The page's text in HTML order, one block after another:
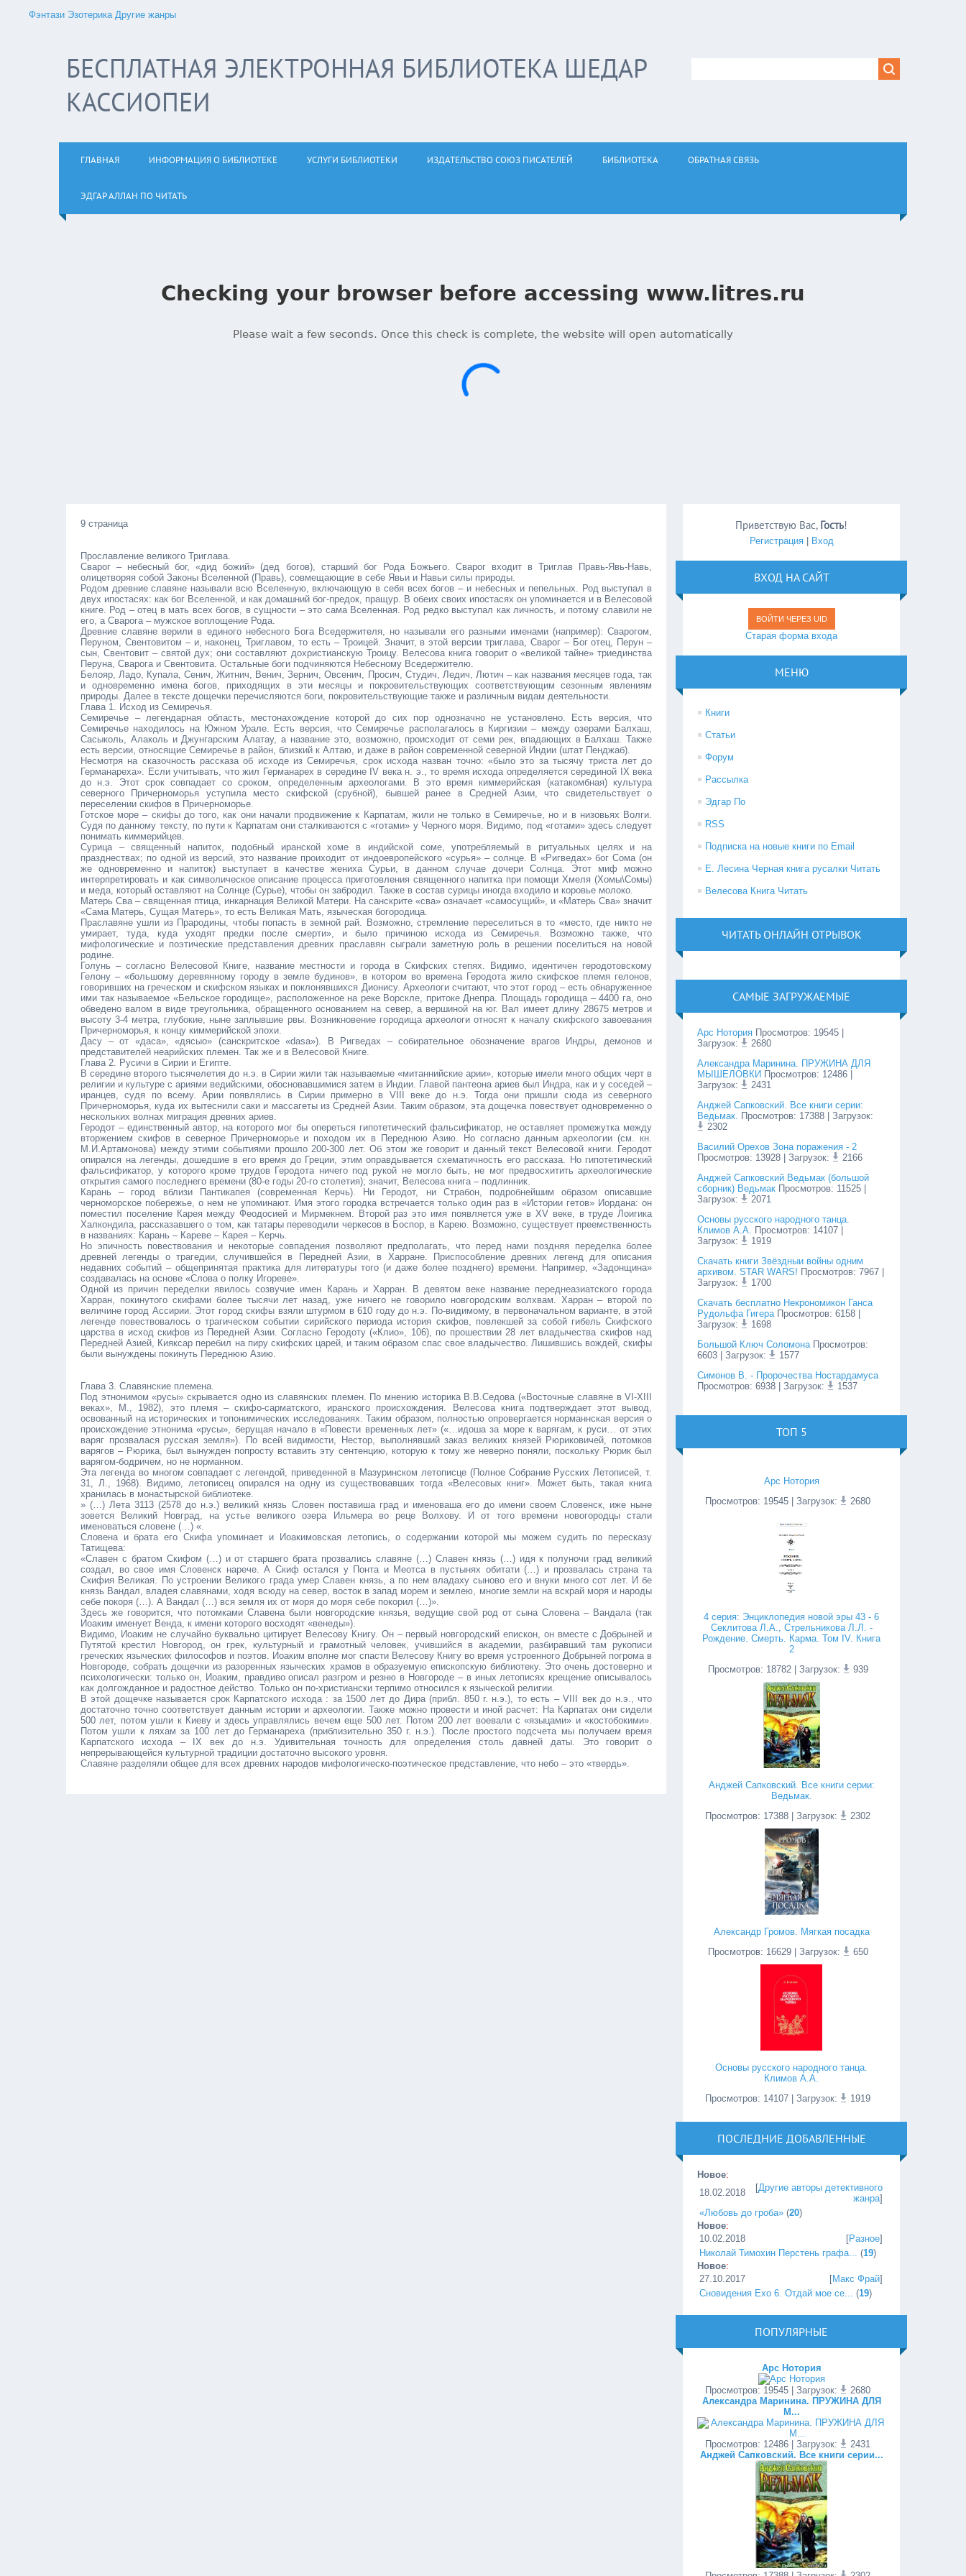
Фэнтази Эзотерика Другие жанры
БЕСПЛАТНАЯ ЭЛЕКТРОННАЯ БИБЛИОТЕКА ШЕДАР
КАССИОПЕИ
ГЛАВНАЯ ИНФОРМАЦИЯ О БИБЛИОТЕКЕ УСЛУГИ БИБЛИОТЕКИ ИЗДАТЕЛЬСТВО СОЮЗ ПИСАТЕЛЕЙ БИБЛИОТЕКА ОБРАТНАЯ СВЯЗЬ
ЭДГАР АЛЛАН ПО ЧИТАТЬ
9 страница
Прославление великого Триглава.
Сварог – небесный бог, «дид божий» (дед богов), старший бог Рода Божьего. Сварог входит в Триглав Правь-Явь-Навь,
олицетворяя собой Законы Вселенной (Правь), совмещающие в себе Явьи и Навьи силы природы.
Родом древние славяне называли всю Вселенную, включающую в себя всех богов – и небесных и пепельных. Род выступал в
двух ипостасях: как бог Вселенной, и как домашний бог-предок, пращур. В обеих своих ипостасях он упоминается и в Велесовой
книге. Род – отец в мать всех богов, в сущности – это сама Вселенная. Род редко выступал как личность, и потому славили не
его, а Сварога – мужское воплощение Рода.
Древние славяне верили в единого небесного Бога Вседержителя, но называли его разными именами (например): Сварогом,
Перуном, Свентовитом – и, наконец, Триглавом, то есть – Троицей. Значит, в этой версии триглава, Сварог – Бог отец, Перун –
сын, Свентовит – святой дух; они составляют дохристианскую Троицу. Велесова книга говорит о «великой тайне» триединства
Перуна, Сварога и Свентовита. Остальные боги подчиняются Небесному Вседержителю.
Белояр, Ладо, Купала, Сенич, Житнич, Венич, Зернич, Овсенич, Просич, Студич, Ледич, Лютич – как названия месяцев года, так
и одновременно имена богов, приходящих в эти месяцы и покровительствующих соответствующим сезонным явлениям
природы. Далее в тексте дощечки перечисляются боги, покровительствующие также и различным видам деятельности.
Глава 1. Исход из Семиречья.
Семиречье – легендарная область, местонахождение которой до сих пор однозначно не установлено. Есть версия, что
Семиречье находилось на Южном Урале. Есть версия, что Семиречье располагалось в Киргизии – между озерами Балхаш,
Сасыколь, Алаколь и Джунгарским Алатау, а название это, возможно, происходит от семи рек, впадающих в Балхаш. Также
есть версии, относящие Семиречье в район, близкий к Алтаю, и даже в район современной северной Индии (штат Пенджаб).
Несмотря на сказочность рассказа об исходе из Семиречья, срок исхода назван точно: «было это за тысячу триста лет до
Германареха». Если учитывать, что жил Германарех в середине IV века н. э., то время исхода определяется серединой IX века
до н.э. Этот срок совпадает со сроком, определенным археологами. В это время киммерийская (катакомбная) культура
северного Причерноморья уступила место скифской (срубной), бывшей ранее в Средней Азии, что свидетельствует о
переселении скифов в Причерноморье.
Готское море – скифы до того, как они начали продвижение к Карпатам, жили не только в Семиречье, но и в низовьях Волги.
Судя по данному тексту, по пути к Карпатам они сталкиваются с «готами» у Черного моря. Видимо, под «готами» здесь следует
понимать киммерийцев.
Сурица – священный напиток, подобный иранской хоме в индийской соме, употребляемый в ритуальных целях и на
празднествах; по одной из версий, это название проиходит от индоевропейского «сурья» – солнце. В «Ригведах» бог Сома (он
же одновременно и напиток) выступает в качестве жениха Сурьи, в данном случае дочери Солнца. Этот миф можно
интерпретировать и как символическое описание процесса приготовления священного напитка при помощи Хмеля (Хомы\Сомы)
и меда, который оставляют на Солнце (Сурье), чтобы он забродил. Также в состав сурицы иногда входило и коровье молоко.
Матерь Сва – священная птица, инкарнация Великой Матери. На санскрите «сва» означает «самосущий», и «Матерь Сва» значит
«Сама Матерь, Сущая Матерь», то есть Великая Мать, языческая богородица.
Праславяне ушли из Прародины, чтобы попасть в земной рай. Возможно, стремление переселиться в то «место, где никто не
умирает, туда, куда уходят предки после смерти», и было причиною исхода из Семиречья. Возможно также, что
мифологические и поэтические представления древних праславян сыграли заметную роль в решении поселиться на новой
родине.
Голунь – согласно Велесовой Книге, название местности и города в Скифских степях. Видимо, идентичен геродотовскому
Гелону – «большому деревянному городу в земле будинов», в котором во времена Геродота жило скифское племя гелонов,
говоривших на греческом и скифском языках и поклонявшихся Дионису. Археологи считают, что этот город – есть обнаруженное
ими так называемое «Бельское городище», расположенное на реке Ворскле, притоке Днепра. Площадь городища – 4400 га, оно
обведено валом в виде треугольника, обращенного основанием на север, а вершиной на юг. Вал имеет длину 28675 метров и
высоту 3-4 метра, глубокие, ныне заплывшие рвы. Возникновение городища археологи относят к началу скифского завоевания
Причерноморья, к концу киммерийской эпохи.
Дасу – от «даса», «дясыо» (санскритское «dasa»). В Ригведах – собирательное обозначение врагов Индры, демонов и
представителей неарийских племен. Так же и в Велесовой Книге.
Глава 2. Русичи в Сирии и Египте.
В середине второго тысячелетия до н.э. в Сирии жили так называемые «митаннийские арии», которые имели много общих черт в
религии и культуре с ариями ведийскими, обосновавшимися затем в Индии. Главой пантеона ариев был Индра, как и у соседей –
иранцев, судя по всему. Арии появлялись в Сирии примерно в VIII веке до н.э. Тогда они пришли сюда из северного
Причерноморья, куда их вытеснили саки и массагеты из Средней Азии. Таким образом, эта дощечка повествует одновременно о
нескольких волнах миграция древних ариев.
Геродот – единственный автор, на которого мог бы опереться гипотетический фальсификатор, не оставляет промежутка между
вторжением скифов в северное Причерноморье и походом их в Переднюю Азию. Но согласно данным археологии (см. кн.
М.И.Артамонова) между этими событиями прошло 200-300 лет. Об этом же говорит и данный текст Велесовой книги. Геродот
опирался на легенды, дошедшие в его время до Греции, этим оправдывается схематичность его рассказа. Но гипотетический
фальсификатор, у которого кроме трудов Геродота ничего под рукой не могло быть, не мог предвосхитить археологические
открытия самого последнего времени (80-е годы 20-го столетия); значит, Велесова книга – подлинник.
Карань – город вблизи Пантикапея (современная Керчь). Ни Геродот, ни Страбон, подробнейшим образом описавшие
черноморское побережье, о нем не упоминают. Имя этого городка встречается только один раз в «Истории гетов» Иордана: он
поместил поселение Карея между Феодосией и Мирмекнем. Второй раз это имя появляется уже в XV веке, в труде Лоигика
Халкондила, рассказавшего о том, как татары переводили черкесов в Боспор, в Карею. Возможно, существует преемственность
в названиях: Карань – Кареве – Карея – Керчь.
Но эпичность повествования и некоторые совпадения позволяют предполагать, что перед нами поздняя переделка более
древней легенды о трагедии, случившейся в Передней Азии, в Харране. Приспособление древних легенд для описания
недавних событий – общепринятая практика для литературы того (и даже более позднего) времени. Например, «Задонщина»
создавалась на основе «Слова о полку Игореве».
Одной из причин переделки явилось созвучие имен Карань и Харран. В девятом веке название переднеазиатского города
Харран, покинутого скифами более тысячи лет назад, уже ничего не говорило новгородским волхвам. Харран – второй по
величине город Ассирии. Этот город скифы взяли штурмом в 610 году до н.э. По-видимому, в первоначальном варианте, в этой
легенде повествовалось о трагическом событии сирийского периода история скифов, повлекшей за собой гибель Скифского
царства в исход скифов из Передней Азии. Согласно Геродоту («Клио», 106), по прошествии 28 лет владычества скифов над
Передней Азией, Кияксар перебил на пиру скифских царей, и таким образом спас свое владычество. Лишившись вождей, скифы
были вынуждены покинуть Переднюю Азию.
Глава 3. Славянские племена.
Под этнонимом «русы» скрывается одно из славянских племен. По мнению историка В.В.Седова («Восточные славяне в VI-XIII
веках», М., 1982), это племя – скифо-сарматского, иранского происхождения. Велесова книга подтверждает этот вывод,
освованный на исторических и топонимических исследованиях. Таким образом, полностью опровергается норманнская версия о
происхождение этнонима «русы», берущая начало в «Повести временных лет» («…идоша за море к варягам, к руси… от этих
варяг прозвалася русская земля»). По всей видимости, Нестор, выполнявший заказ великих князей Рюриковичей, потомков
варягов – Рюрика, был вынужден попросту вставить эту сентенцию, которую к тому же неверно поняли, поскольку Рюрик был
варягом-бодричем, но не норманном.
Эта легенда во многом совпадает с легендой, приведенной в Мазуринском летописце (Полное Собрание Русских Летописей, т.
31, Л., 1968). Видимо, летописец опирался на одну из существовавших тогда «Велесовых книг». Может быть, такая книга
хранилась в монастырской библиотеке.
» (…) Лета 3113 (2578 до н.э.) великий князь Словен поставиша град и именоваша его до имени своем Словенск, иже ныне
зовется Великий Новград, нa устье великого озера Ильмера во реце Волхову. И от того времени новогородцы стали
именоваться словене (…) «.
Словена и брата его Скифа упоминает и Иоакимовская летопись, о содержании которой мы можем судить по пересказу
Татищева:
«Славен с братом Скифом (…) и от старшего брата прозвались славяне (…) Славен князь (…) идя к полуночи град великий
создал, во свое имя Словенск нарече. А Скиф остался у Понта и Меотса в пустынях обитати (…) и прозвалась страна та
Скифия Великая. По устроении Великого града умер Славен князь, а по нем владаху сыново его и внуки много сот лет. И бе
князь Вандал, владея славянами, ходя всюду на север, восток в запад морем и землею, многие земли на вскрай моря и народы
себе покоря (…). А Вандал (…) вся земля их от моря до моря себе покорил (…)».
Здесь же говорится, что потомками Славена были новгородские князья, ведущие свой род от сына Словена – Вандала (так
Иоаким именует Венда, к имени которого восходят «венеды»).
Видимо, Иоаким не случайно буквально цитирует Велесову Книгу. Он – первый новгородский епискон, он вместе с Добрыней и
Путятой крестил Новгород, он грек, культурный и грамотный человек, учившийся в академии, разбиравший там рукописи
греческих языческих философов и поэтов. Иоаким вполне мог спасти Велесову Книгу во время устроенного Добрыней погрома в
Новгороде, собрать дощечки из разоренных языческих храмов в образуемую епископскую библиотеку. Это очень достоверно и
психологически: только он, Иоаким, правдиво описал разгром и резню в Новгороде – в иных летописях крещение описывалось
как долгожданное и радостное действо. Только он по-христиански терпимо относился к языческой религии.
В этой дощечке называется срок Карпатского исхода : за 1500 лет до Дира (прибл. 850 г. н.э.), то есть – VIII век до н.э., что
достаточно точно соответствует данным истории и археологии. Также можно провести и иной расчет: На Карпатах они сидели
500 лет, потом ушли к Киеву и здесь управлялись вечем еще 500 лет. Потом 200 лет воевали с «языцами» и «костобокими».
Потом ушли к ляхам за 100 лет до Германареха (приблизительно 350 г. н.э.). После простого подсчета мы получаем время
Карпатского исхода – IX век до н.э. Удивительная точность для определения столь давней даты. Это говорит о
непрерывающейся культурной традиции достаточно высокого уровня.
Славяне разделяли общее для всех древних народов мифологическо-поэтическое представление, что небо – это «твердь».
Приветствую Вас, Гость!
Регистрация| Вход
ВХОД НА САЙТ
ВОЙТИ ЧЕРЕЗ UID
Старая форма входа
МЕНЮ
Книги
Статьи
Форум
Рассылка
Эдгар По
RSS
Подписка на новые книги по Email
Е. Лесина Черная книга русалки Читать
Велесова Книга Читать
ЧИТАТЬ ОНЛАЙН ОТРЫВОК
САМЫЕ ЗАГРУЖАЕМЫЕ
Арс Нотория Просмотров: 19545
Загрузок:
2680
Александра Маринина. ПРУЖИНА ДЛЯ
МЫШЕЛОВКИ Просмотров: 12486
Загрузок:
2431
Анджей Сапковский. Все книги серии:
Ведьмак. Просмотров: 17388 | Загрузок:
2302
Василий Орехов Зона поражения - 2
Просмотров: 13928 | Загрузок:
2166
Анджей Сапковский Ведьмак (большой
сборник) Ведьмак Просмотров: 11525
Загрузок:
2071
Основы русского народного танца.
Климов А.А. Просмотров: 14107
Загрузок:
1919
Cкачать книги Звёздныи войны одним
архивом. STAR WARS! Просмотров:7967
Загрузок:
1700
Скачать бесплатно Некрономикон Ганса
Рудольфа Гигера Просмотров:6158
Загрузок:
1698
Большой Ключ Соломона Просмотров:
6603 | Загрузок:
1577
Симонов В. - Пророчества Ностардамуса
Просмотров:6938 | Загрузок: 1537
ТОП 5
Арс Нотория
Просмотров: 19545 | Загрузок: 2680
4 серия: Энциклопедия новой эры 43 - 6
Секлитова Л.А., Стрельникова Л.Л. -
Рождение. Смерть. Карма. Том IV. Книга
2
Просмотров: 18782| Загрузок: 939
Анджей Сапковский. Все книги серии:
Ведьмак.
Просмотров: 17388 | Загрузок: 2302
Александр Громов. Мягкая посадка
Просмотров: 16629| Загрузок: 650
Основы русского народного танца.
Климов А.А.
Просмотров: 14107 | Загрузок: 1919
ПОСЛЕДНИЕ ДОБАВЛЕННЫЕ
Новое:
18.02.2018
[Другие авторы детективного
жанра]
«Любовь до гроба» (20)
Новое:
10.02.2018
[Разное]
Николай Тимохин Перстень графа... (19)
Новое:
27.10.2017
[Макс Фрай]
Сновидения Ехо 6. Отдай мое се... (19)
ПОПУЛЯРНЫЕ
Арс Нотория
Просмотров: 19545 | Загрузок:
2680
Александра Маринина. ПРУЖИНА ДЛЯ
М...
Просмотров: 12486 | Загрузок:
2431
Анджей Сапковский. Все книги серии...